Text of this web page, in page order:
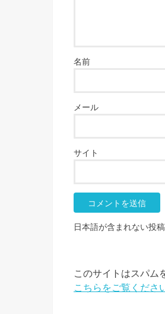
名前
メール
サイト
日本語が含まれない投
このサイトはスパム
こちらをご覧くださ